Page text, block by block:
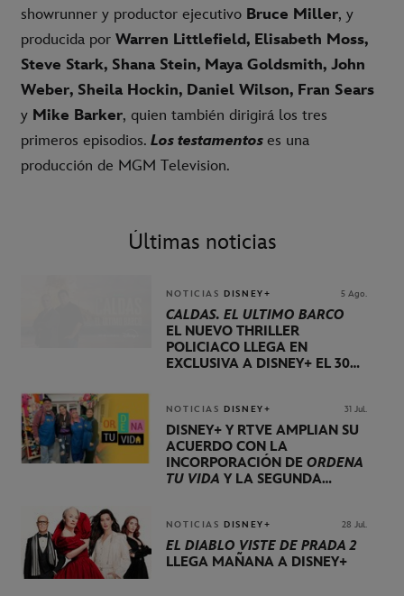
showrunner y productor ejecutivo Bruce Miller, y
producida por Warren Littlefield, Elisabeth Moss,
Steve Stark, Shana Stein, Maya Goldsmith, John
Weber, Sheila Hockin, Daniel Wilson, Fran Sears
y Mike Barker, quien también dirigirá los tres
primeros episodios. Los testamentos es una
producción de MGM Television.
Últimas noticias
NOTICIAS DISNEY+ 5 Ago.
CALDAS. EL ÚLTIMO BARCO
EL NUEVO THRILLER
POLICIACO LLEGA EN
EXCLUSIVA A DISNEY+ EL 30
NOTICIAS DISNEY+ 31 Jul.
DISNEY+ Y RTVE AMPLÍAN SU
ACUERDO CON LA
INCORPORACIÓN DE ORDENA
TU VIDA Y LA SEGUNDA
NOTICIAS DISNEY+ 28 Jul.
EL DIABLO VISTE DE PRADA 2
LLEGA MAÑANA A DISNEY+